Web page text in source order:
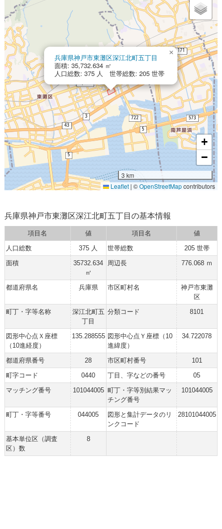
兵庫県神戸市東灘区深江北町五丁目
面積: 35,732.634 ㎡
人口総数: 375 人 世帯総数: 205 世帯
×
+
−
3 km
Leaflet | ©OpenStreetMapcontributors
兵庫県神戸市東灘区深江北町五丁目の基本情報
項目名 値 項目名
値
人口総数
375 人 世帯総数
205 世帯
面積
35732.634
㎡
周辺長 776.068 ｍ
都道府県名 兵庫県 市区町村名
神戸市東灘
区
町丁・字等名称
深江北町五
丁目
分類コード 8101
図形中心点Ｘ座標
（10進経度）
135.288555 図形中心点Ｙ座標（10
進緯度）
34.722078
都道府県番号 28 市区町村番号
101
町字コード
0440 丁目、字などの番号
05
マッチング番号
101044005 町丁・字等別結果マッ
チング番号
101044005
町丁・字等番号 044005
図形と集計データのリ
ンクコード
28101044005
基本単位区（調査
区）数
8